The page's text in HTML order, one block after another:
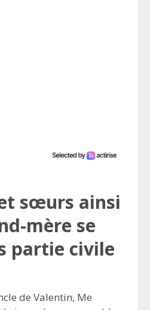
sœurs ainsi
mère se
partie civile
de Valentin, Me